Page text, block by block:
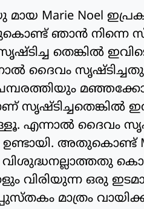
മായ Marie Noel
ഞാൻ നിന്നെ
തെങ്കിൽ
ദൈവം
എന്നാൽ ദൈവം
അതുകൊണ്ട്
വിരിയുന്ന ഒരു
മാത്രം